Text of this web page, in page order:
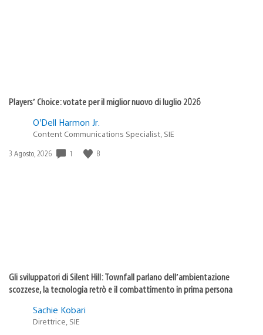
Players’ Choice: votate per il miglior nuovo di luglio 2026
O’Dell Harmon Jr.
Content Communications Specialist, SIE
Data
3 Agosto, 2026 1 8
Gli sviluppatori di Silent Hill: Townfall parlano dell’ambientazione
scozzese, la tecnologia retrò e il combattimento in prima persona
Sachie Kobari
Direttrice, SIE